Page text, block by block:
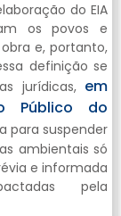
do EIA
os povos e
e, portanto,
definição se
jurídicas, em
Público do
para suspender
ambientais só
e informada
pela